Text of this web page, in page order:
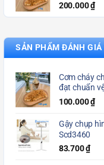
200.000₫
SẢN PHẨM ĐÁNH GIÁ
Cơm cháy
đạt chuẩn
100.000₫
Gậy chụp
Scd3460
83.700₫